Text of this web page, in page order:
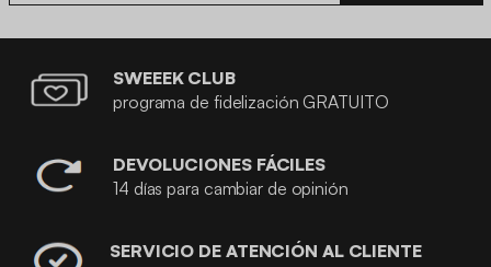
SWEEEK CLUB
programa de fidelización GRATUITO
DEVOLUCIONES FÁCILES
14 días para cambiar de opinión
SERVICIO DE ATENCIÓN AL CLIENTE